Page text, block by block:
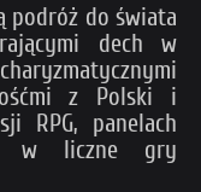
podróż do świata
dech w
z Polski i
RPG, panelach
w liczne gry